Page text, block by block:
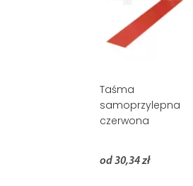
Taśma
samoprzylepna
czerwona
od 30,34 zł